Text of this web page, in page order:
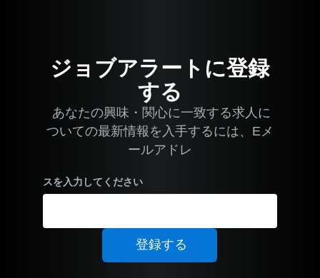
ジョブアラートに登録
する
あなたの興味・関心に一致する求人に
ついての最新情報を入手するには、Eメ
ールアドレ
スを入力してください